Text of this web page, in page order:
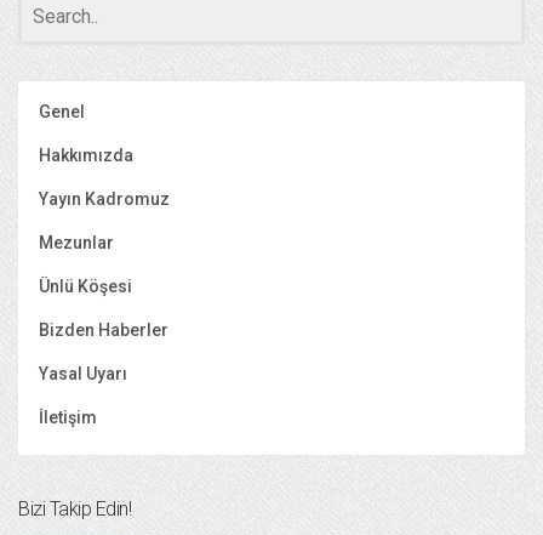
Genel
Hakkımızda
Yayın Kadromuz
Mezunlar
Ünlü Köşesi
Bizden Haberler
Yasal Uyarı
İletişim
Bizi Takip Edin!